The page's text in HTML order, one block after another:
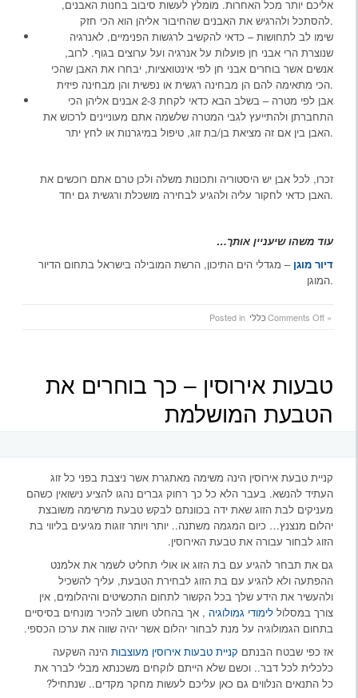
אליכם יותר מכל האחרות. מומלץ לעשות סיבוב בחנות האבנים,
להסתכל ולהרגיש את האבנים שהחיבור אליהן הוא הכי חזק.
שימו לב לתחושות – כדאי להקשיב לרגשות הפנימיים, לאנרגיה
שנוצרת הרי אבני חן פועלות על אנרגיה ועל ערוצים בגוף. לרוב,
אנשים אשר בוחרים אבני חן לפי אינטואציות, יבחרו את האבן שהכי
הכי מתאימה להם הן מבחינה רגשית או נפשית והן מבחינה פיזית.
אבן לפי מטרה – בשלב הבא כדאי לקחת 2-3 אבנים אליהן הכי
התחברתן ולהתייעץ לגבי המטרה שלשמה אתם מעוניינים לרכוש את
האבן בין אם זה מציאת בן/בת זוג, טיפול במיגרנות או לחץ יתר.
זכרו, לכל אבן יש היסטוריה ותכונות משלה ולכן טרם אתם רוכשים את
האבן כדאי לחקור עליה ולהגיע לבחירה מושכלת ורגשית גם יחד.
עוד משהו שיעניין אותך…
דיור מוגן – מגדלי הים התיכון, הרשת המובילה בישראל בתחום הדיור
המוגן.
Comments Offon
איך
החן
הנכונה
»
Posted in כללי
טבעות אירוסין – כך בוחרים את
הטבעת המושלמת
קניית טבעת אירוסין הינה משימה מאתגרת אשר ניצבת בפני כל זוג
העתיד להנשא. בעבר הלא כל כך רחוק גברים נהגו להציע נישואין כשהם
מעניקים לבת הזוג שאת ידה בכוונתם לבקש טבעת מרשימה משובצת
יהלום מנצנץ… כיום המגמה משתנה.. יותר ויותר זוגות מגיעים בליווי בת
הזוג לבחור עבורה את טבעת האירוסין.
גם את תבחר להגיע עם בת הזוג או אולי תחליט לשמר את אלמנט
ההפתעה ולא להגיע עם בת הזוג לבחירת הטבעת, עליך להשכיל
ולהעשיר את הידע שלך בכל הקשור לתחום התכשיטים והיהלומים, אין
צורך במסלול לימודי גמולוגיה , אך בהחלט חשוב להכיר מונחים בסיסיים
בתחום הגמולוגיה על מנת לבחור יהלום אשר יהיה שווה את ערכו הכספי.
אז כפי שבטח הבנתם קניית טבעות אירוסין מעוצבות הינה השקעה
כלכלית לכל דבר.. וכשם שלא הייתם לוקחים משכנתא מבלי לברר את
כל התנאים הנלווים גם כאן עליכם לעשות מחקר מקדים.. שנתחיל?